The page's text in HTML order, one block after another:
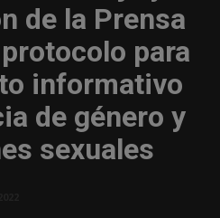
de la Prensa
para
informativo
de género y
sexuales